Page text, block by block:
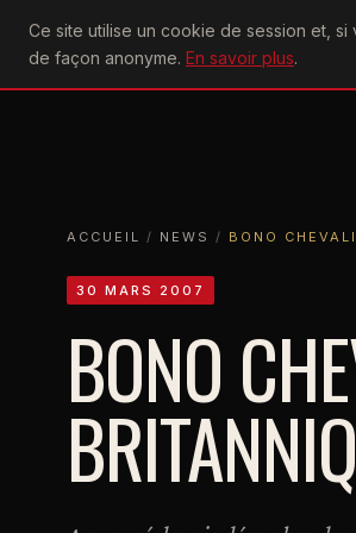
Ce site utilise un cookie de session et,
de façon anonyme. En savoir plus.
U2achtung
ACCUEIL
ACCUEIL / NEWS / BONO
30 MARS 2007
BONO